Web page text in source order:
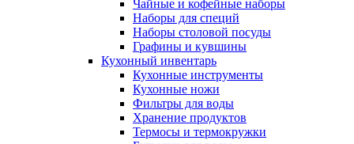
Чайные и кофейные наборы
Наборы для специй
Наборы столовой посуды
Графины и кувшины
Кухонный инвентарь
Кухонные инструменты
Кухонные ножи
Фильтры для воды
Хранение продуктов
Термосы и термокружки